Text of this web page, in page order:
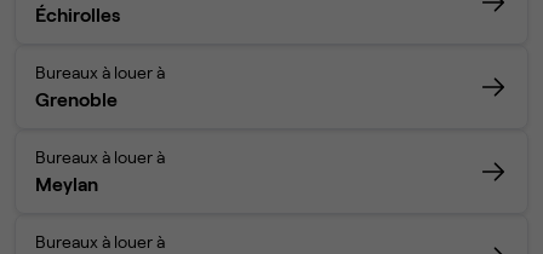
Échirolles
Bureaux à louer à
Grenoble
Bureaux à louer à
Meylan
Bureaux à louer à